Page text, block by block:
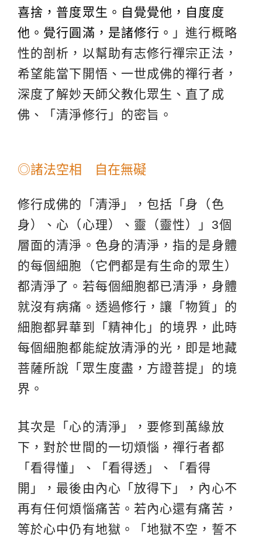
喜捨，普度眾生。自覺覺他，自度度
他。覺行圓滿，是諸修行。 」進行概略
性的剖析，以幫助有志修行禪宗正法，
希望能當下開悟、一世成佛的禪行者，
深度了解妙天師父教化眾生、直了成
佛、「清淨修行」的密旨。
◎諸法空相 自在無礙
修行成佛的「清淨」，包括「身（色
身）、心（心理）、靈（靈性）」3個
層面的清淨。色身的清淨，指的是身體
的每個細胞（它們都是有生命的眾生）
都清淨了。若每個細胞都已清淨，身體
就沒有病痛。透過修行 ，讓「物質」的
細胞都昇華到「精神化」的境界，此時
每個細胞都能綻放清淨的光，即是地藏
菩薩所說「眾生度盡，方證菩提」的境
界。
其次是「心的清淨」，要修到萬緣放
下，對於世間的一切煩惱，禪行者都
「看得懂」、「看得透」、「看得
開」，最後由內心「放得下」，內心不
再有任何煩惱痛苦。若內心還有痛苦，
等於心中仍有地獄。「地獄不空，誓不